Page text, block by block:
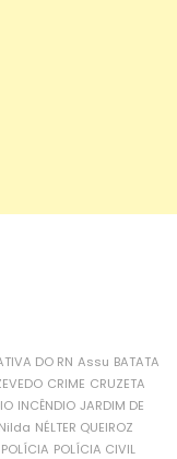
DO RN Assu BATATA
CRIME CRUZETA
INCÊNDIO JARDIM DE
Nilda NÉLTER QUEIROZ
POLÍCIA POLÍCIA CIVIL